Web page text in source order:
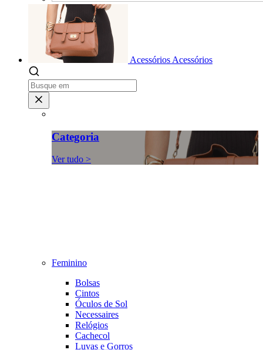
Acessórios Acessórios
Categoria
Ver tudo >
Feminino
Bolsas
Cintos
Óculos de Sol
Necessaires
Relógios
Cachecol
Luvas e Gorros